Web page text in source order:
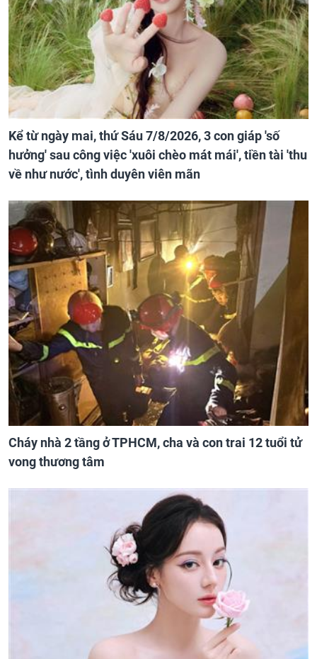
Kể từ ngày mai, thứ Sáu 7/8/2026, 3 con giáp 'số
hưởng' sau công việc 'xuôi chèo mát mái', tiền tài 'thu
về như nước', tình duyên viên mãn
Cháy nhà 2 tầng ở TPHCM, cha và con trai 12 tuổi tử
vong thương tâm